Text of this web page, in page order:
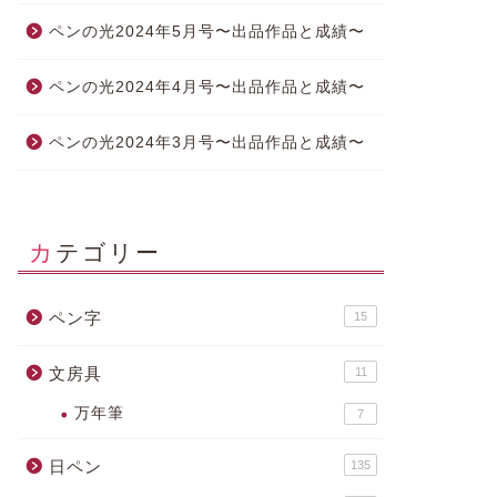
ペンの光2024年5月号〜出品作品と成績〜
ペンの光2024年4月号〜出品作品と成績〜
ペンの光2024年3月号〜出品作品と成績〜
カテゴリー
ペン字 15
文房具 11
万年筆 7
日ペン 135